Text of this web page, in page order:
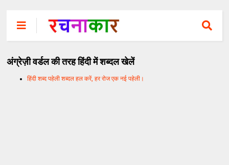
अंग्रेज़ी वर्डल की तरह हिंदी में शब्दल खेलें
हिंदी शब्द पहेली शब्दल हल करें, हर रोज एक नई पहेली।